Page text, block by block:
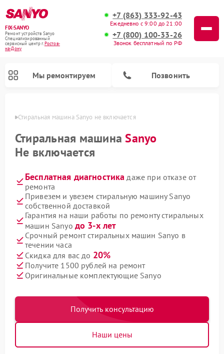
FIX-SANYO
Ремонт устройств Sanyo
Специализированный
cервисный центр г.Ростов-
на-Дону
+7 (863) 333-92-43
Ежедневно с 9:00 до 21:00
+7 (800) 100-33-26
Звонок бесплатный по РФ
Мы ремонтируем Позвонить
Стиральная машина Sanyo не включается
Стиральная машинаSanyo
Не включается
Бесплатная диагностика даже при отказе от
ремонта
Привезем и увезем стиральную машину Sanyo
собственной доставкой
Гарантия на наши работы по ремонту стиральных
машин Sanyo до 3-х лет
Срочный ремонт стиральных машин Sanyo в
течении часа
Скидка для вас до 20%
Получите 1500 рублей на ремонт
Оригинальные комплектующие Sanyo
Получить консультацию
Наши цены